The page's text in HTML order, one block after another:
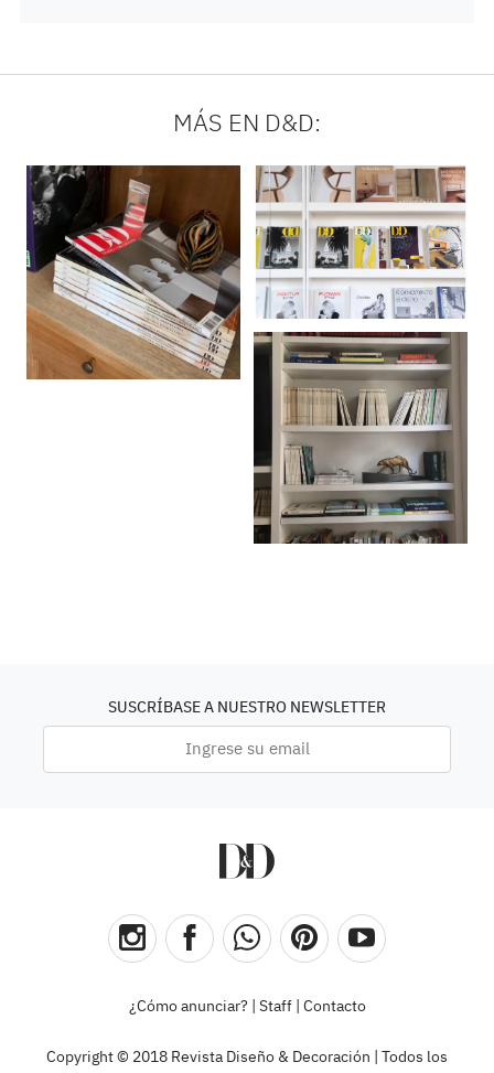
MÁS EN D&D:
SUSCRÍBASE A NUESTRO NEWSLETTER
¿Cómo anunciar? Staff| Contacto
Copyright © 2018 Revista Diseño & Decoración | Todos los